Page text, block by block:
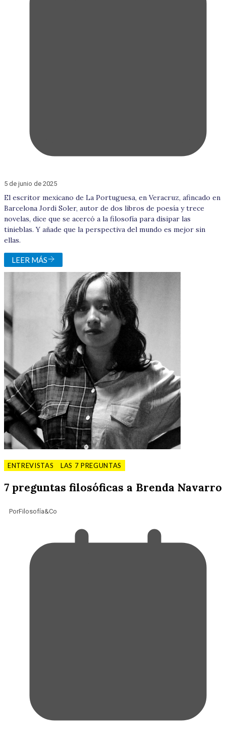
5 de junio de 2025
El escritor mexicano de La Portuguesa, en Veracruz, afincado en
Barcelona Jordi Soler, autor de dos libros de poesía y trece
novelas, dice que se acercó a la filosofía para disipar las
tinieblas. Y añade que la perspectiva del mundo es mejor sin
ellas.
LEER MÁS
ENTREVISTAS LAS 7 PREGUNTAS
7 preguntas filosóficas a Brenda Navarro
PorFilosofía&Co